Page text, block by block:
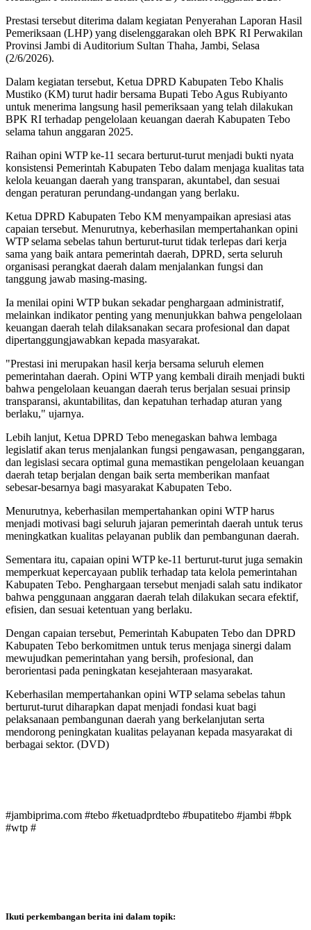
Prestasi tersebut diterima dalam kegiatan Penyerahan Laporan Hasil
Pemeriksaan (LHP) yang diselenggarakan oleh BPK RI Perwakilan
Provinsi Jambi di Auditorium Sultan Thaha, Jambi, Selasa
(2/6/2026).
Dalam kegiatan tersebut, Ketua DPRD Kabupaten Tebo Khalis
Mustiko (KM) turut hadir bersama Bupati Tebo Agus Rubiyanto
untuk menerima langsung hasil pemeriksaan yang telah dilakukan
BPK RI terhadap pengelolaan keuangan daerah Kabupaten Tebo
selama tahun anggaran 2025.
Raihan opini WTP ke-11 secara berturut-turut menjadi bukti nyata
konsistensi Pemerintah Kabupaten Tebo dalam menjaga kualitas tata
kelola keuangan daerah yang transparan, akuntabel, dan sesuai
dengan peraturan perundang-undangan yang berlaku.
Ketua DPRD Kabupaten Tebo KM menyampaikan apresiasi atas
capaian tersebut. Menurutnya, keberhasilan mempertahankan opini
WTP selama sebelas tahun berturut-turut tidak terlepas dari kerja
sama yang baik antara pemerintah daerah, DPRD, serta seluruh
organisasi perangkat daerah dalam menjalankan fungsi dan
tanggung jawab masing-masing.
Ia menilai opini WTP bukan sekadar penghargaan administratif,
melainkan indikator penting yang menunjukkan bahwa pengelolaan
keuangan daerah telah dilaksanakan secara profesional dan dapat
dipertanggungjawabkan kepada masyarakat.
"Prestasi ini merupakan hasil kerja bersama seluruh elemen
pemerintahan daerah. Opini WTP yang kembali diraih menjadi bukti
bahwa pengelolaan keuangan daerah terus berjalan sesuai prinsip
transparansi, akuntabilitas, dan kepatuhan terhadap aturan yang
berlaku," ujarnya.
Lebih lanjut, Ketua DPRD Tebo menegaskan bahwa lembaga
legislatif akan terus menjalankan fungsi pengawasan, penganggaran,
dan legislasi secara optimal guna memastikan pengelolaan keuangan
daerah tetap berjalan dengan baik serta memberikan manfaat
sebesar-besarnya bagi masyarakat Kabupaten Tebo.
Menurutnya, keberhasilan mempertahankan opini WTP harus
menjadi motivasi bagi seluruh jajaran pemerintah daerah untuk terus
meningkatkan kualitas pelayanan publik dan pembangunan daerah.
Sementara itu, capaian opini WTP ke-11 berturut-turut juga semakin
memperkuat kepercayaan publik terhadap tata kelola pemerintahan
Kabupaten Tebo. Penghargaan tersebut menjadi salah satu indikator
bahwa penggunaan anggaran daerah telah dilakukan secara efektif,
efisien, dan sesuai ketentuan yang berlaku.
Dengan capaian tersebut, Pemerintah Kabupaten Tebo dan DPRD
Kabupaten Tebo berkomitmen untuk terus menjaga sinergi dalam
mewujudkan pemerintahan yang bersih, profesional, dan
berorientasi pada peningkatan kesejahteraan masyarakat.
Keberhasilan mempertahankan opini WTP selama sebelas tahun
berturut-turut diharapkan dapat menjadi fondasi kuat bagi
pelaksanaan pembangunan daerah yang berkelanjutan serta
mendorong peningkatan kualitas pelayanan kepada masyarakat di
berbagai sektor. (DVD)
#jambiprima.com #tebo #ketuadprdtebo #bupatitebo #jambi #bpk
#wtp #
Ikuti perkembangan berita ini dalam topik: